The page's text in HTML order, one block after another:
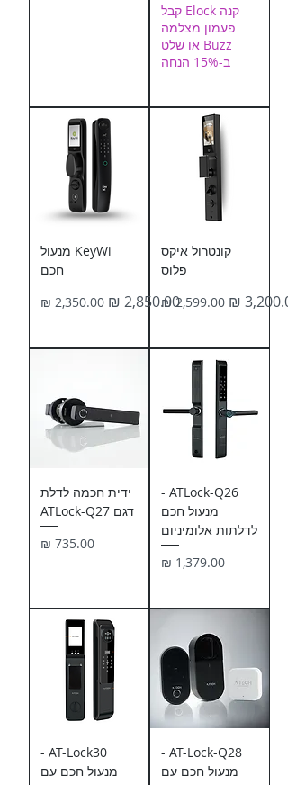
קנה Elock קבל
פעמון מצלמה
Buzz או שלט
ב-15% הנחה
קונטרול איקס
פלוס
רגיל
מחיר מבצע
KeyWi מנעול
חכם
מחיר רגיל
מחיר מבצע
ATLock-Q26 -
מנעול חכם
לדלתות אלומיניום
מחיר
ידית חכמה לדלת
דגם ATLock-Q27
מחיר
AT-Lock-Q28 -
מנעול חכם עם
AT-Lock30 -
מנעול חכם עם